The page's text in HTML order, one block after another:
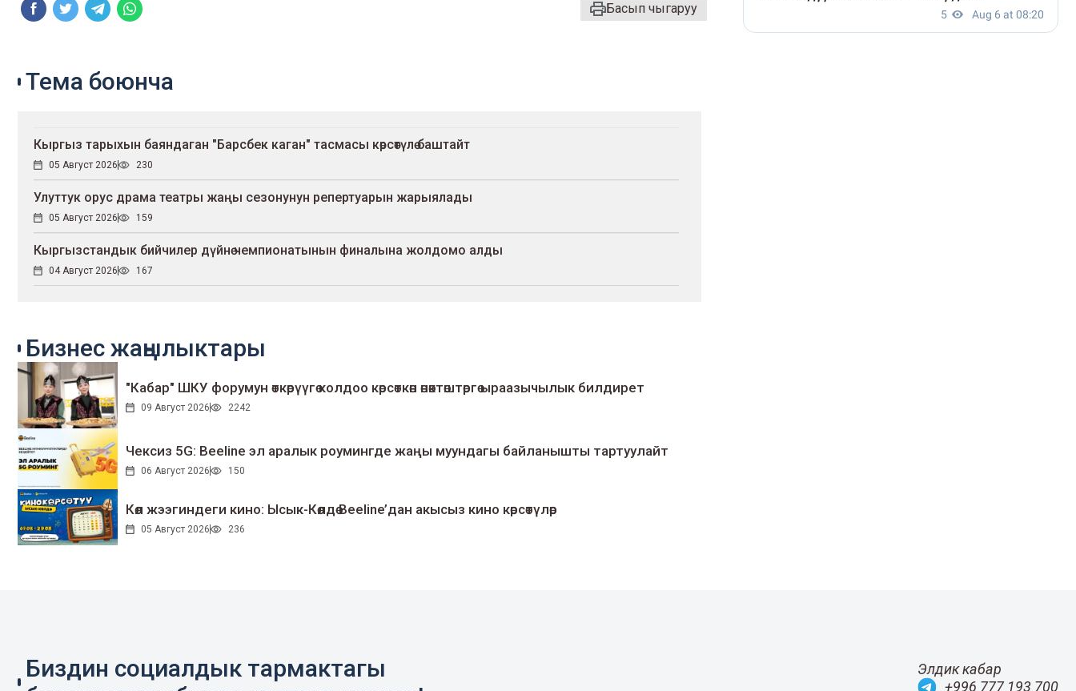
Басып чыгаруу
Тема боюнча
Кыргыз тарыхын баяндаган "Барсбек каган" тасмасы көрсөтүлө баштайт
05 Август 2026 230
Улуттук орус драма театры жаңы сезонунун репертуарын жарыялады
05 Август 2026 159
Кыргызстандык бийчилер дүйнө чемпионатынын финалына жолдомо алды
04 Август 2026 167
Бизнес жаңылыктары
"Кабар" ШКУ форумун өткөрүүгө колдоо көрсөткөн өнөктөштөргө ыраазычылык билдирет
09 Август 2026 2242
Чексиз 5G: Beeline эл аралык роумингде жаңы муундагы байланышты тартуулайт
06 Август 2026 150
Көл жээгиндеги кино: Ысык-Көлдө Beeline’дан акысыз кино көрсөтүлөр
05 Август 2026 236
Биздин социалдык тармактагы
Элдик кабар
+996 777 193 700